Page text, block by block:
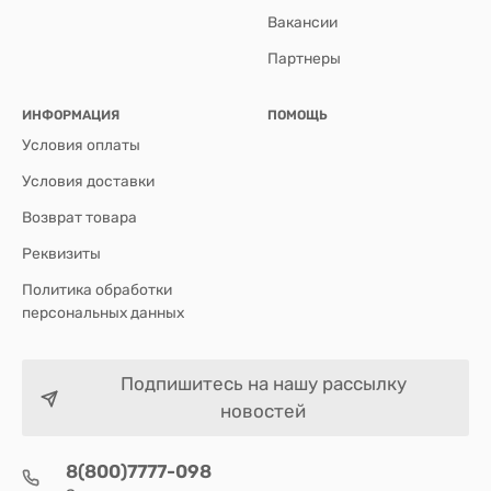
Вакансии
Партнеры
ИНФОРМАЦИЯ
Условия оплаты
Условия доставки
Возврат товара
Реквизиты
Политика обработки
персональных данных
ПОМОЩЬ
Подпишитесь на нашу рассылку
новостей
8(800)7777-098